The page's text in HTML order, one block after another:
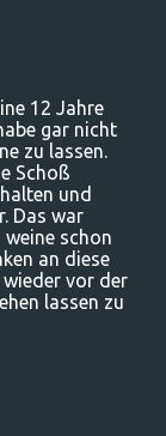
12 Jahre
gar nicht
zu lassen.
Schoß
und
Das war
schon
an diese
wieder vor der
lassen zu